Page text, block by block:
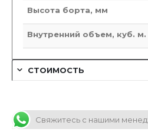
Высота борта, мм
Внутренний объем, куб. м.
СТОИМОСТЬ
Свяжитесь с нашими